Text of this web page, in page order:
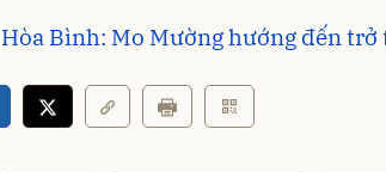
Hòa Bình: Mo Mường hướng đến